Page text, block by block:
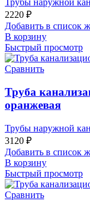
Трубы наружной
2220 ₽
Добавить в список
В корзину
Быстрый просмотр
Сравнить
Труба
оранжевая
Трубы наружной
3120 ₽
Добавить в список
В корзину
Быстрый просмотр
Сравнить